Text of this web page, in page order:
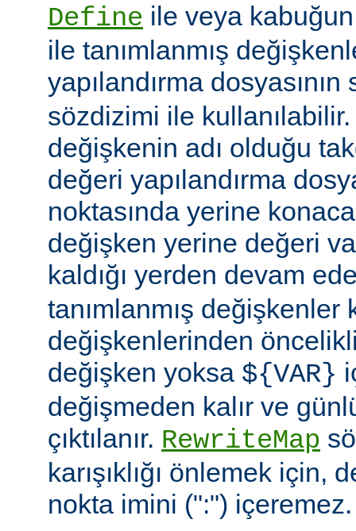
Define ile veya
ile tanımlanmış
yapılandırma dosyasının
sözdizimi ile
değişkenin adı olduğu
değeri yapılandırma
noktasında yerine
değişken yerine değeri
kaldığı yerden devam
tanımlanmış değişkenler
değişkenlerinden
değişken yoksa ${VAR}
değişmeden kalır ve
çıktılanır. RewriteMap
karışıklığı önlemek için,
nokta imini (":") içeremez.